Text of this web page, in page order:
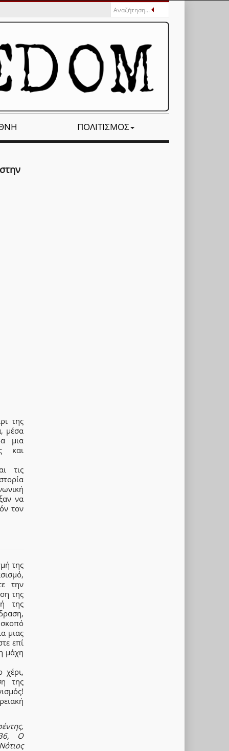
ΠΟΛΙΤΙΣΜΌΣ
της
μέσα
μια
και
τις
να
τον
της
την
της
της
σκοπό
μιας
επί
μάχη
της
Ο